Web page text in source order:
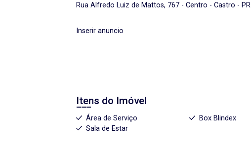
Rua Alfredo Luiz de Mattos, 767 - Centro - Castro - PR
Inserir anuncio
Itens do Imóvel
Área de Serviço Box Blindex
Sala de Estar